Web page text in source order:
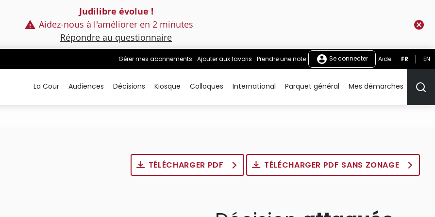
Judilibre évolue !
Aidez-nous à l'améliorer en 2 minutes
Répondre au questionnaire
Gérer mes abonnements Ajouter aux favoris Prendre une note Se connecter Aide FR EN
La Cour Audiences Décisions Kiosque Colloques International Parquet général Mes démarches
TÉLÉCHARGER PDF TÉLÉCHARGER PDF SANS ZONAGE